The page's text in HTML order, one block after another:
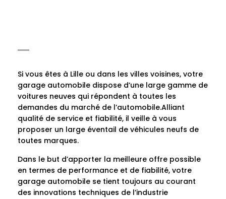
Si vous êtes à Lille ou dans les villes voisines, votre
garage automobile dispose d’une large gamme de
voitures neuves qui répondent à toutes les
demandes du marché de l’automobile.Alliant
qualité de service et fiabilité, il veille à vous
proposer un large éventail de véhicules neufs de
toutes marques.
Dans le but d’apporter la meilleure offre possible
en termes de performance et de fiabilité, votre
garage automobile se tient toujours au courant
des innovations techniques de l’industrie